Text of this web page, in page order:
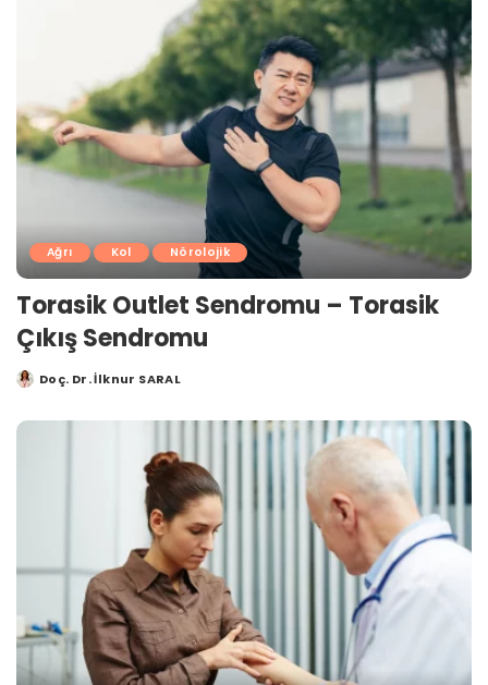
Ağrı Kol Nörolojik
Torasik Outlet Sendromu – Torasik
Çıkış Sendromu
PostedDoç. Dr. İlknur SARAL